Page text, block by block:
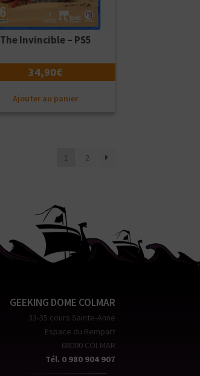
The Invincible – PS5
34,90€
Ajouter au panier
1 2
GEEKING DOME COLMAR
33-35 cours Sainte-Anne
Espace du Rempart
68000 COLMAR
Tél. 0 980 904 907